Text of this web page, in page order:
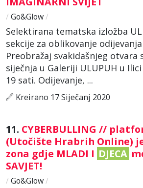
/ Go&Glow/
Selektirana tematska izložba
sekcije za oblikovanje
Preobražaj svakidašnjeg otvara
siječnja u Galeriji ULUPUH u
19 sati. Odijevanje, ...
Kreirano 17 Siječanj 2020
11. CYBERBULLING //
(Utočište Hrabrih Online)
zona gdje MLADI I DJECA
SAVJET!
/ Go&Glow/